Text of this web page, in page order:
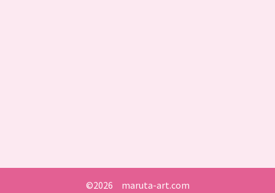
©2026 maruta-art.com